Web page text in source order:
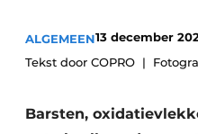
Video’s
ALGEMEEN13 december
Tekst door COPRO
Barsten,